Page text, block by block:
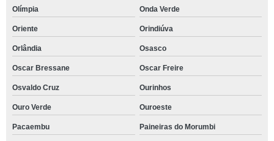
Olímpia Onda Verde
Oriente Orindiúva
Orlândia Osasco
Oscar Bressane Oscar Freire
Osvaldo Cruz Ourinhos
Ouro Verde Ouroeste
Pacaembu Paineiras do Morumbi